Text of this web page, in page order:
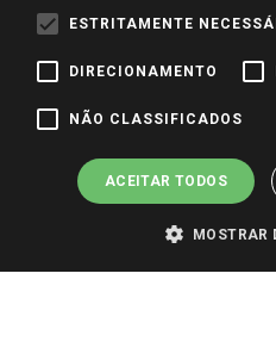
Identidade Visual
Pagamento e Segurança
ESTRITAMENTE
DIRECIONAMENTO
NÃO CLASSIFICADOS
ACEITAR TODOS
MOSTRAR